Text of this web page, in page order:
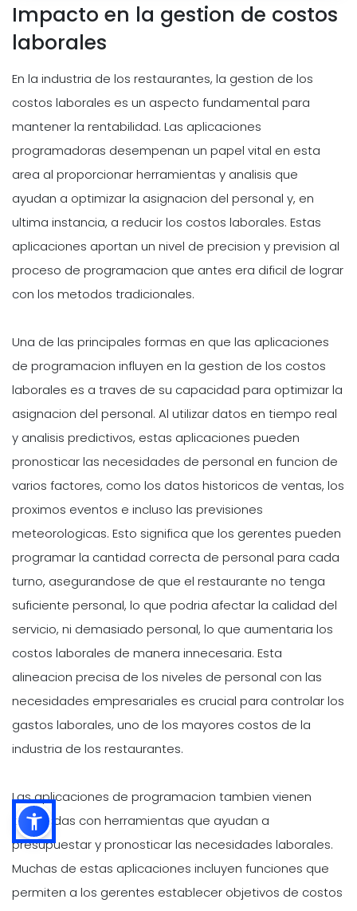
Impacto en la gestion de costos
laborales
En la industria de los restaurantes, la gestion de los
costos laborales es un aspecto fundamental para
mantener la rentabilidad. Las aplicaciones
programadoras desempenan un papel vital en esta
area al proporcionar herramientas y analisis que
ayudan a optimizar la asignacion del personal y, en
ultima instancia, a reducir los costos laborales. Estas
aplicaciones aportan un nivel de precision y prevision al
proceso de programacion que antes era dificil de lograr
con los metodos tradicionales.
Una de las principales formas en que las aplicaciones
de programacion influyen en la gestion de los costos
laborales es a traves de su capacidad para optimizar la
asignacion del personal. Al utilizar datos en tiempo real
y analisis predictivos, estas aplicaciones pueden
pronosticar las necesidades de personal en funcion de
varios factores, como los datos historicos de ventas, los
proximos eventos e incluso las previsiones
meteorologicas. Esto significa que los gerentes pueden
programar la cantidad correcta de personal para cada
turno, asegurandose de que el restaurante no tenga
suficiente personal, lo que podria afectar la calidad del
servicio, ni demasiado personal, lo que aumentaria los
costos laborales de manera innecesaria. Esta
alineacion precisa de los niveles de personal con las
necesidades empresariales es crucial para controlar los
gastos laborales, uno de los mayores costos de la
industria de los restaurantes.
Las aplicaciones de programacion tambien vienen
equipadas con herramientas que ayudan a
presupuestar y pronosticar las necesidades laborales.
Muchas de estas aplicaciones incluyen funciones que
permiten a los gerentes establecer objetivos de costos